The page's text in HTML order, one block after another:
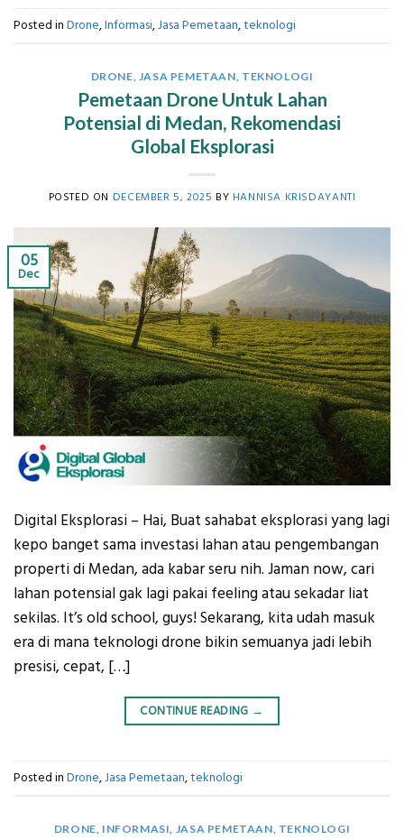
Posted in Drone,Informasi,Jasa Pemetaan,teknologi
DRONE JASA PEMETAAN TEKNOLOGI
Pemetaan Drone Untuk Lahan
Potensial di Medan, Rekomendasi
Global Eksplorasi
POSTED ON DECEMBER 5, 2025 BY HANNISA KRISDAYANTI
05
Dec
Digital Eksplorasi – Hai, Buat sahabat eksplorasi yang lagi
kepo banget sama investasi lahan atau pengembangan
properti di Medan, ada kabar seru nih. Jaman now, cari
lahan potensial gak lagi pakai feeling atau sekadar liat
sekilas. It’s old school, guys! Sekarang, kita udah masuk
era di mana teknologi drone bikin semuanya jadi lebih
presisi, cepat, […]
CONTINUE READING →
Posted in Drone,Jasa Pemetaan,teknologi
DRONE, INFORMASI, JASA PEMETAAN, TEKNOLOGI